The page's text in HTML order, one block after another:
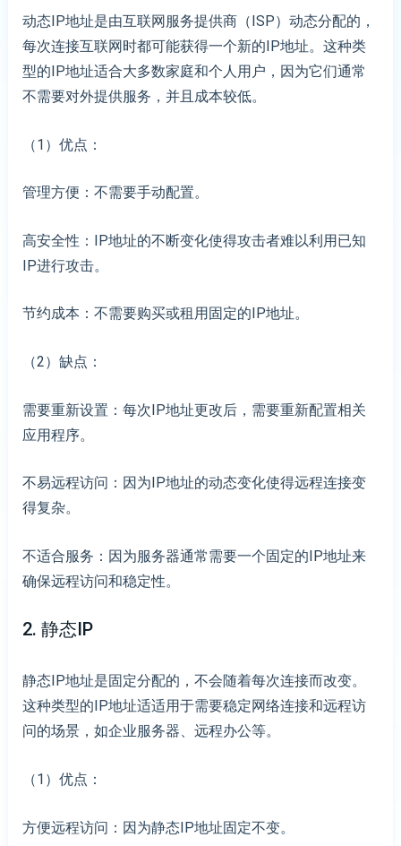
动态IP地址是由互联网服务提供商（ISP）动态分配的，
每次连接互联网时都可能获得一个新的IP地址。这种类
型的IP地址适合大多数家庭和个人用户，因为它们通常
不需要对外提供服务，并且成本较低。
（1）优点：
管理方便：不需要手动配置。
高安全性：IP地址的不断变化使得攻击者难以利用已知
IP进行攻击。
节约成本：不需要购买或租用固定的IP地址。
（2）缺点：
需要重新设置：每次IP地址更改后，需要重新配置相关
应用程序。
不易远程访问：因为IP地址的动态变化使得远程连接变
得复杂。
不适合服务：因为服务器通常需要一个固定的IP地址来
确保远程访问和稳定性。
2. 静态IP
静态IP地址是固定分配的，不会随着每次连接而改变。
这种类型的IP地址适适用于需要稳定网络连接和远程访
问的场景，如企业服务器、远程办公等。
（1）优点：
方便远程访问：因为静态IP地址固定不变。